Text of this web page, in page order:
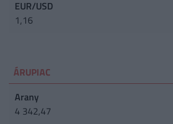
EUR/USD
1,16
ÁRUPIAC
Arany
4 342,47